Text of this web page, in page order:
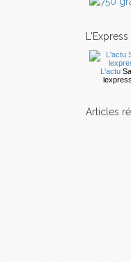
L'actu
articles